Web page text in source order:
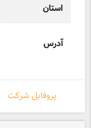
استان
آدرس
پروفایل شرکت